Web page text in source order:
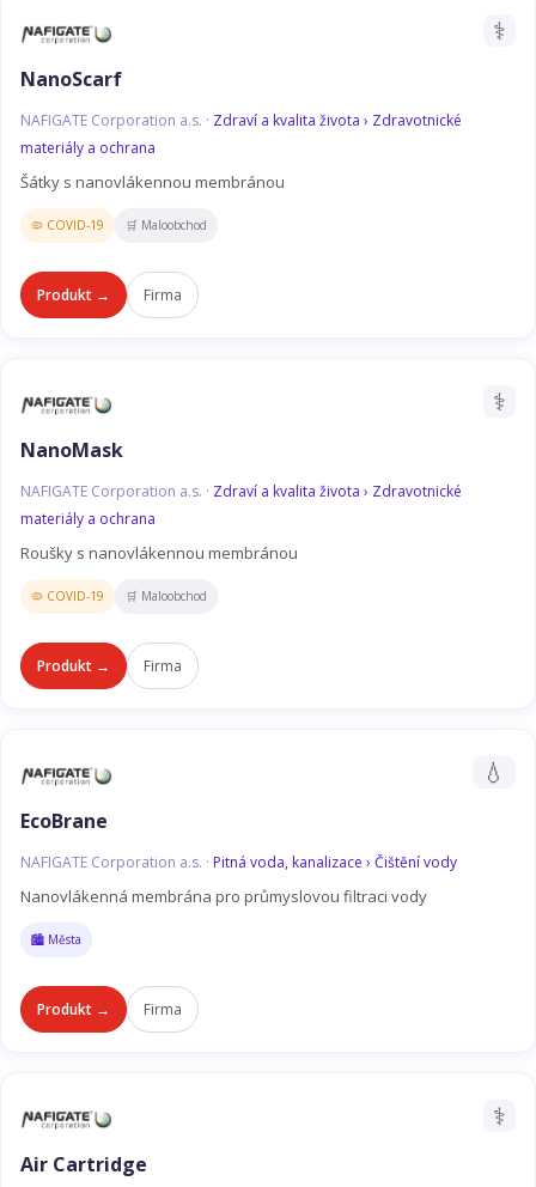
⚕️
NanoScarf
NAFIGATE Corporation a.s. · Zdraví a kvalita života › Zdravotnické
materiály a ochrana
Šátky s nanovlákennou membránou
🦠 COVID-19 🛒 Maloobchod
Produkt → Firma
⚕️
NanoMask
NAFIGATE Corporation a.s. · Zdraví a kvalita života › Zdravotnické
materiály a ochrana
Roušky s nanovlákennou membránou
🦠 COVID-19 🛒 Maloobchod
Produkt → Firma
💧
EcoBrane
NAFIGATE Corporation a.s. · Pitná voda, kanalizace › Čištění vody
Nanovlákenná membrána pro průmyslovou filtraci vody
🏙️ Města
Produkt → Firma
⚕️
Air Cartridge